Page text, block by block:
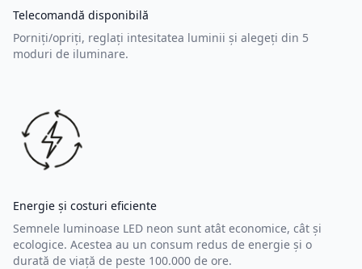
Telecomandă disponibilă
Porniți/opriți, reglați intesitatea luminii și alegeți din 5
moduri de iluminare.
Energie și costuri eficiente
Semnele luminoase LED neon sunt atât economice, cât și
ecologice. Acestea au un consum redus de energie și o
durată de viață de peste 100.000 de ore.